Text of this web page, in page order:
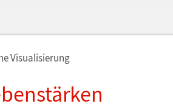
Visualisierung
ärken